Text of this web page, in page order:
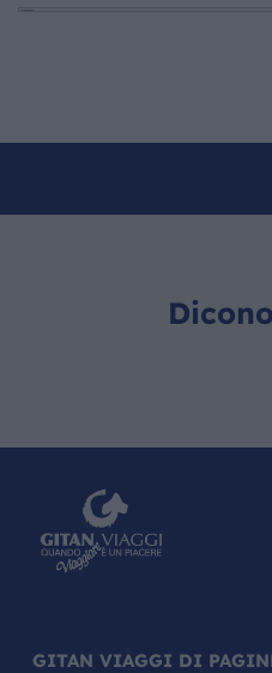
Dicono
GITAN VIAGGI DI